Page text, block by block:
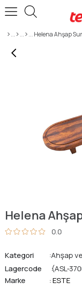
Helena Ahşap
Helena
0.0
Kategori
Ahşap
Lagercode
(ASL-
Marke
: ESTE